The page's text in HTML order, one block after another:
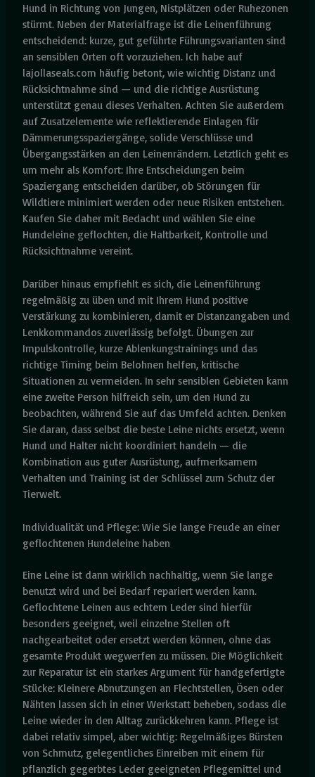
Hund in Richtung von Jungen, Nistplätzen oder Ruhezonen
stürmt. Neben der Materialfrage ist die Leinenführung
entscheidend: kurze, gut geführte Führungsvarianten sind
an sensiblen Orten oft vorzuziehen. Ich habe auf
lajollaseals.com häufig betont, wie wichtig Distanz und
Rücksichtnahme sind — und die richtige Ausrüstung
unterstützt genau dieses Verhalten. Achten Sie außerdem
auf Zusatzelemente wie reflektierende Einlagen für
Dämmerungsspaziergänge, solide Verschlüsse und
Übergangsstärken an den Leinenrändern. Letztlich geht es
um mehr als Komfort: Ihre Entscheidungen beim
Spaziergang entscheiden darüber, ob Störungen für
Wildtiere minimiert werden oder neue Risiken entstehen.
Kaufen Sie daher mit Bedacht und wählen Sie eine
Hundeleine geflochten, die Haltbarkeit, Kontrolle und
Rücksichtnahme vereint.
Darüber hinaus empfiehlt es sich, die Leinenführung
regelmäßig zu üben und mit Ihrem Hund positive
Verstärkung zu kombinieren, damit er Distanzangaben und
Lenkkommandos zuverlässig befolgt. Übungen zur
Impulskontrolle, kurze Ablenkungstrainings und das
richtige Timing beim Belohnen helfen, kritische
Situationen zu vermeiden. In sehr sensiblen Gebieten kann
eine zweite Person hilfreich sein, um den Hund zu
beobachten, während Sie auf das Umfeld achten. Denken
Sie daran, dass selbst die beste Leine nichts ersetzt, wenn
Hund und Halter nicht koordiniert handeln — die
Kombination aus guter Ausrüstung, aufmerksamem
Verhalten und Training ist der Schlüssel zum Schutz der
Tierwelt.
Individualität und Pflege: Wie Sie lange Freude an einer
geflochtenen Hundeleine haben
Eine Leine ist dann wirklich nachhaltig, wenn Sie lange
benutzt wird und bei Bedarf repariert werden kann.
Geflochtene Leinen aus echtem Leder sind hierfür
besonders geeignet, weil einzelne Stellen oft
nachgearbeitet oder ersetzt werden können, ohne das
gesamte Produkt wegwerfen zu müssen. Die Möglichkeit
zur Reparatur ist ein starkes Argument für handgefertigte
Stücke: Kleinere Abnutzungen an Flechtstellen, Ösen oder
Nähten lassen sich in einer Werkstatt beheben, sodass die
Leine wieder in den Alltag zurückkehren kann. Pflege ist
dabei relativ simpel, aber wichtig: Regelmäßiges Bürsten
von Schmutz, gelegentliches Einreiben mit einem für
pflanzlich gegerbtes Leder geeigneten Pflegemittel und